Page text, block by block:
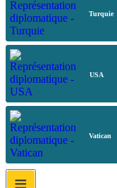
Turquie
USA
Vatican